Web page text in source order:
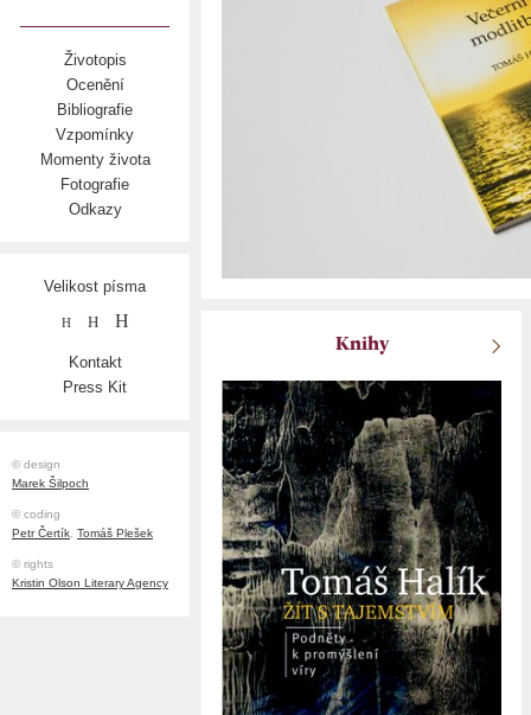
Životopis
Ocenění
Bibliografie
Vzpomínky
Momenty života
Fotografie
Odkazy
Velikost písma
H H H
Kontakt
Press Kit
© design
Marek Šilpoch
© coding
Petr Čertík, Tomáš Plešek
© rights
Kristin Olson Literary Agency
Knihy